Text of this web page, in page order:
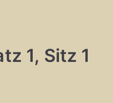
1, Sitz 1